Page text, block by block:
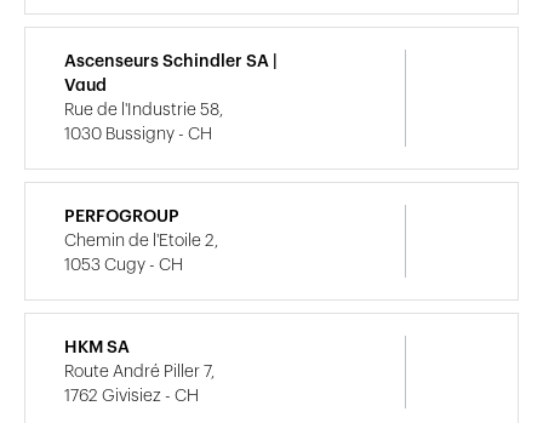
Ascenseurs Schindler SA |
Vaud
Rue de l'Industrie 58,
1030 Bussigny - CH
PERFOGROUP
Chemin de l'Etoile 2,
1053 Cugy - CH
HKM SA
Route André Piller 7,
1762 Givisiez - CH